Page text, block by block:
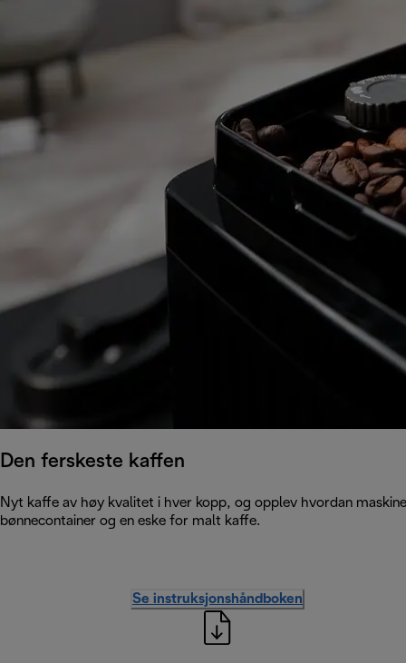
Den ferskeste kaffen
Nyt kaffe av høy kvalitet i hver kopp, og opplev hvordan
bønnecontainer og en eske for malt kaffe.
Se instruksjonshåndboken